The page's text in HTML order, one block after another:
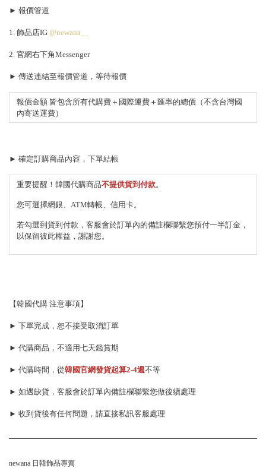
► 報價管道
1. 飾品店IG @newana__
2. 官網右下角Messenger
► 傳送連結至報價管道，等待報價
報價金額 皆包含所有代購費＋國際運費＋匯率的總價（不含台灣國
內寄送運費）
► 確定訂購商品內容，下單結帳
重要提醒！韓國代購商品不提供貨到付款。
您可選擇網銀、ATM轉帳、信用卡。
若勾選到貨到付款，客服會於訂單內的備註欄聯繫您預付一半訂金，
以保留彼此權益，謝謝您。
【韓國代購 注意事項】
► 下單完成，恕不接受取消訂單
► 代購商品，不適用七天鑑賞期
► 代購時間，從韓國官網發貨起算2-4週不等
► 如遇缺貨，客服會於訂單內備註欄聯繫您做後續處理
► 收到貨後有任何問題，請直接私訊客服處理
newana 日韓飾品專賣